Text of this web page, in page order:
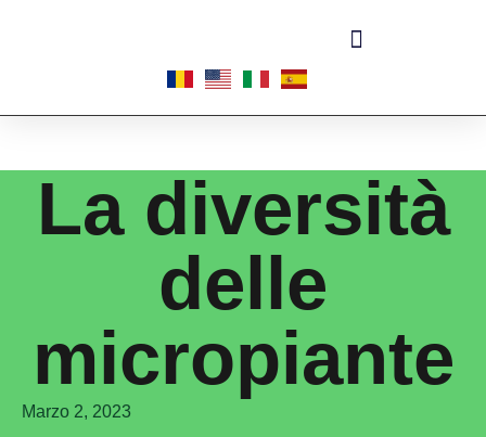
La diversità
delle
micropiante
Marzo 2, 2023